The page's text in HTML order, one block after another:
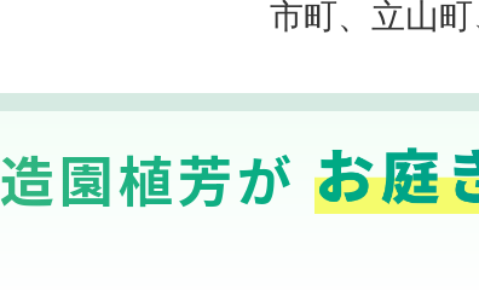
市町、立山
造園植芳が